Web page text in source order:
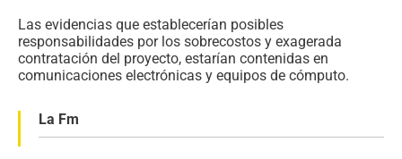
Las evidencias que establecerían posibles
responsabilidades por los sobrecostos y exagerada
contratación del proyecto, estarían contenidas en
comunicaciones electrónicas y equipos de cómputo.
La Fm